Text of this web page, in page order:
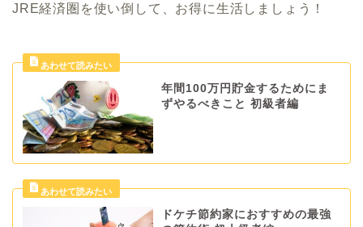
JRE経済圏を使い倒して、お得に生活しましょう！
年間100万円貯金するためにま
ずやるべきこと 初級者編
ドケチ節約家におすすめの最強